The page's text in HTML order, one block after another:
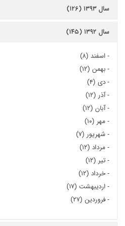
سال ۱۳۹۳ (۱۲۶)
سال ۱۳۹۲ (۱۴۵)
- اسفند (۸)
-بهمن (۱۲)
-دی (۴)
-آذر (۱۲)
-آبان (۱۲)
- مهر (۱۰)
- شهریور (۷)
- مرداد (۱۲)
-تیر (۱۲)
-خرداد (۱۲)
- اردیبهشت (۱۷)
-فروردین (۲۷)